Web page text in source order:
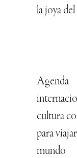
la joya
Agenda
cultura
para
mundo